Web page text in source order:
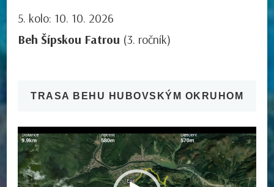
5. kolo: 10. 10. 2026
Beh Šípskou Fatrou (3. ročník)
TRASA BEHU HUBOVSKÝM OKRUHOM
Video
prehrávač